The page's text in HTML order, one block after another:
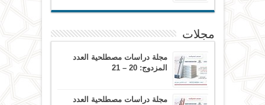
مجلات
مجلة دراسات مصطلحية العدد
المزدوج: 20 – 21
مجلة دراسات مصطلحية العدد